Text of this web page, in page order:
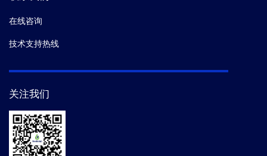
在线咨询
技术支持热线
关注我们